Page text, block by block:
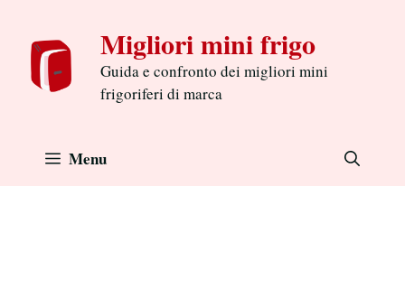
contenu
Migliori mini frigo
Guida e confronto dei migliori mini
frigoriferi di marca
Menu